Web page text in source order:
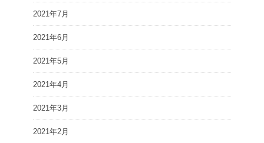
2021年7月
2021年6月
2021年5月
2021年4月
2021年3月
2021年2月